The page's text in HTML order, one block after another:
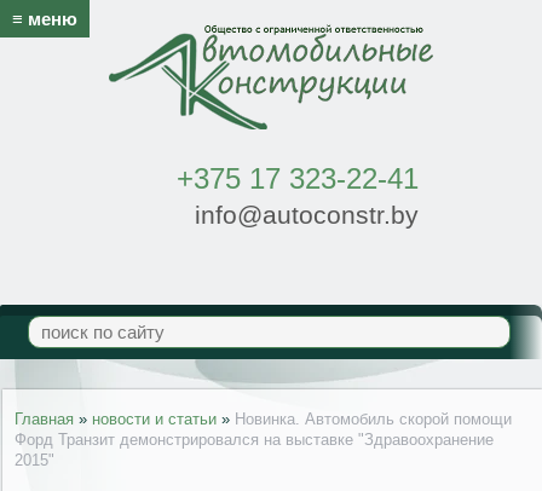
≡ меню
+375 17 323-22-41
info@autoconstr.by
Главная » новости и статьи » Новинка. Автомобиль скорой помощи
Форд Транзит демонстрировался на выставке "Здравоохранение
2015"